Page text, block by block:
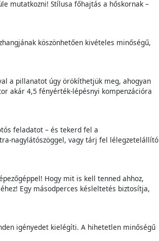
mutatkozni! Stílusa főhajtás a hőskornak –
köszönhetően kivételes minőségű,
a pillanatot úgy örökíthetjük meg, ahogyan
akár 4,5 fényérték-lépésnyi kompenzációra
feladatot – és tekerd fel a
nagylátószöggel, vagy tárj fel lélegzetelállító
Hogy mit is kell tenned ahhoz,
Egy másodperces késleltetés biztosítja,
igényedet kielégíti. A hihetetlen minőségű